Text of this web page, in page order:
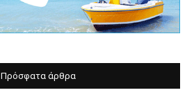
Πρόσφατα άρθρα